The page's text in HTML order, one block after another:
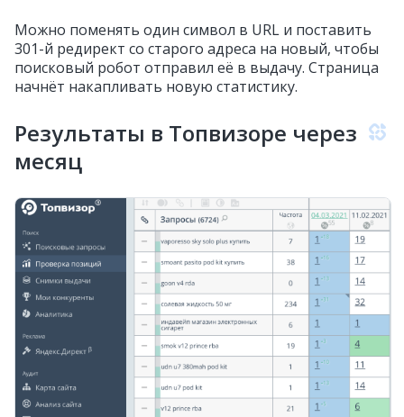
Можно поменять один символ в URL и поставить
301-й редирект со старого адреса на новый, чтобы
поисковый робот отправил её в выдачу. Страница
начнёт накапливать новую статистику.
Результаты в Топвизоре через
месяц